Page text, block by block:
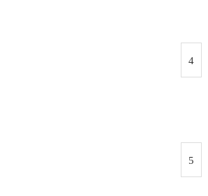
4
5